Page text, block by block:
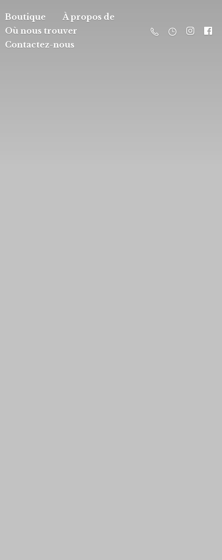
Boutique
À propos de
Où nous trouver
Contactez-nous